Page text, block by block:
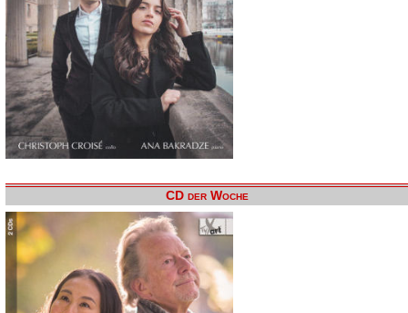
CD der Woche